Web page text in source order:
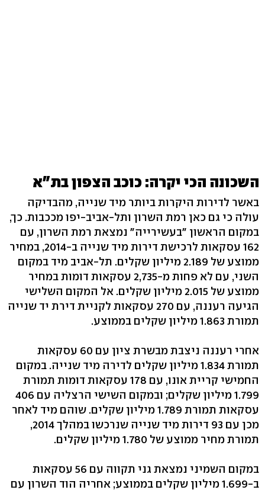
השכונה הכי יקרה: כוכב הצפון בת"א
באשר לדירות היקרות ביותר מיד שנייה, מהבדיקה
עולה כי גם כאן רמת השרון ותל-אביב-יפו מככבות. כך,
במקום הראשון "בעשירייה" נמצאת רמת השרון, עם
162 עסקאות לרכישת דירות מיד שנייה ב-2014, במחיר
ממוצע של 2.189 מיליון שקלים. תל-אביב מיד במקום
השני, עם לא פחות מ-2,735 עסקאות דומות במחיר
ממוצע של 2.015 מיליון שקלים. אל המקום השלישי
הגיעה רעננה, עם 270 עסקאות לקניית דירת יד שנייה
תמורת 1.863 מיליון שקלים בממוצע.
אחרי רעננה ניצבת מבשרת ציון עם 60 עסקאות
תמורת 1.834 מיליון שקלים לדירה מיד שנייה. במקום
החמישי קריית אונו, עם 178 עסקאות דומות תמורת
1.799 מיליון שקלים; ובמקום השישי הרצליה עם 406
עסקאות תמורת 1.789 מיליון שקלים. שוהם מיד לאחר
מכן עם 93 דירות מיד שנייה שנרכשו במהלך 2014,
תמורת מחיר ממוצע של 1.780 מיליון שקלים.
במקום השמיני נמצאת גני תקווה עם 56 עסקאות
ב-1.699 מיליון שקלים בממוצע; אחריה הוד השרון עם